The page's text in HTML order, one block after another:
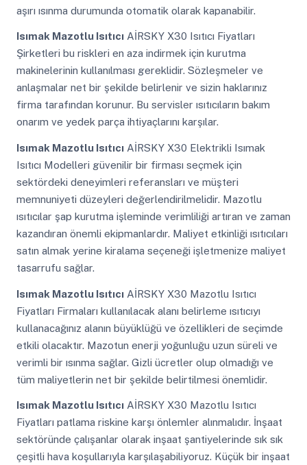
aşırı ısınma durumunda otomatik olarak kapanabilir.
Isımak Mazotlu IsıtıcıAİRSKY X30 Isıtıcı Fiyatları
Şirketleri bu riskleri en aza indirmek için kurutma
makinelerinin kullanılması gereklidir. Sözleşmeler ve
anlaşmalar net bir şekilde belirlenir ve sizin haklarınız
firma tarafından korunur. Bu servisler ısıtıcıların bakım
onarım ve yedek parça ihtiyaçlarını karşılar.
Isımak Mazotlu IsıtıcıAİRSKY X30 Elektrikli Isımak
Isıtıcı Modelleri güvenilir bir firması seçmek için
sektördeki deneyimleri referansları ve müşteri
memnuniyeti düzeyleri değerlendirilmelidir. Mazotlu
ısıtıcılar şap kurutma işleminde verimliliği artıran ve zaman
kazandıran önemli ekipmanlardır. Maliyet etkinliği ısıtıcıları
satın almak yerine kiralama seçeneği işletmenize maliyet
tasarrufu sağlar.
Isımak Mazotlu IsıtıcıAİRSKY X30 Mazotlu Isıtıcı
Fiyatları Firmaları kullanılacak alanı belirleme ısıtıcıyı
kullanacağınız alanın büyüklüğü ve özellikleri de seçimde
etkili olacaktır. Mazotun enerji yoğunluğu uzun süreli ve
verimli bir ısınma sağlar. Gizli ücretler olup olmadığı ve
tüm maliyetlerin net bir şekilde belirtilmesi önemlidir.
Isımak Mazotlu IsıtıcıAİRSKY X30 Mazotlu Isıtıcı
Fiyatları patlama riskine karşı önlemler alınmalıdır. İnşaat
sektöründe çalışanlar olarak inşaat şantiyelerinde sık sık
çeşitli hava koşullarıyla karşılaşabiliyoruz. Küçük bir inşaat